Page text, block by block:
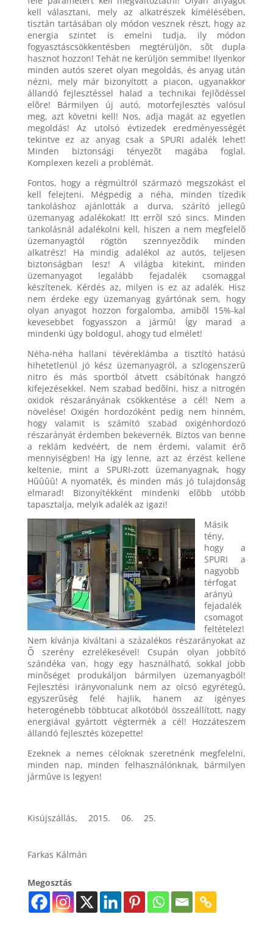
kell választani, mely az alkatrészek kímélésében,
tisztán tartásában oly módon vesznek részt, hogy az
energia szintet is emelni tudja, ily módon
fogyasztáscsökkentésben megtérüljön, sõt dupla
hasznot hozzon! Tehát ne kerüljön semmibe! Ilyenkor
minden autós szeret olyan megoldás, és anyag után
nézni, mely már bizonyított a piacon, ugyanakkor
állandó fejlesztéssel halad a technikai fejlõdéssel
elõre! Bármilyen új autó, motorfejlesztés valósul
meg, azt követni kell! Nos, adja magát az egyetlen
megoldás! Az utolsó évtizedek eredményességét
tekintve ez az anyag csak a SPURI adalék lehet!
Minden biztonsági tényezõt magába foglal.
Komplexen kezeli a problémát.
Fontos, hogy a régmúltról származó megszokást el
kell felejteni. Mégpedig a néha, minden tízedik
tankoláshoz ajánlották a durva, szárító jellegû
üzemanyag adalékokat! Itt errõl szó sincs. Minden
tankolásnál adalékolni kell, hiszen a nem megfelelõ
üzemanyagtól rögtön szennyezõdik minden
alkatrész! Ha mindig adalékol az autós, teljesen
biztonságban lesz! A világba kitekint, minden
üzemanyagot legalább fejadalék csomaggal
készítenek. Kérdés az, milyen is ez az adalék. Hisz
nem érdeke egy üzemanyag gyártónak sem, hogy
olyan anyagot hozzon forgalomba, amibõl 15%-kal
kevesebbet fogyasszon a jármû! Így marad a
mindenki úgy boldogul, ahogy tud elmélet!
Néha-néha hallani tévéreklámba a tisztító hatású
hihetetlenül jó kész üzemanyagról, a szlogenszerû
nitro és más sportból átvett csábítónak hangzó
kifejezésekkel. Nem szabad bedõlni, hisz a nitrogén
oxidok részarányának csökkentése a cél! Nem a
növelése! Oxigén hordozóként pedig nem hinném,
hogy valamit is számító szabad oxigénhordozó
részarányát érdemben bekevernék. Biztos van benne
a reklám kedvéért, de nem érdemi, valamit érõ
mennyiségben! Ha így lenne, azt az érzést kellene
keltenie, mint a SPURI-zott üzemanyagnak, hogy
Hûûûû! A nyomaték, és minden más jó tulajdonság
elmarad! Bizonyítékként mindenki elõbb utóbb
tapasztalja, melyik adalék az igazi!
Másik
tény,
hogy a
SPURI a
nagyobb
térfogat
arányú
fejadalék
csomagot
feltételez!
Nem kívánja kiváltani a százalékos részarányokat az
Õ szerény ezrelékesével! Csupán olyan jobbító
szándéka van, hogy egy használható, sokkal jobb
minõséget produkáljon bármilyen üzemanyagból!
Fejlesztési irányvonalunk nem az olcsó egyrétegû,
egyszerûség felé hajlik, hanem az igényes
heterogénebb többtucat alkotóból összeállított, nagy
energiával gyártott végtermék a cél! Hozzáteszem
állandó fejlesztés közepette!
Ezeknek a nemes céloknak szeretnénk megfelelni,
minden nap, minden felhasználónknak, bármilyen
jármûve is legyen!
Kisújszállás, 2015. 06. 25.
Farkas Kálmán
Megosztás